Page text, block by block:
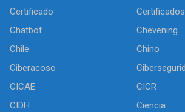
Certificado
Certificados
Chatbot
Chevening
Chile
Chino
Ciberacoso
CICAE
CICR
CIDH
Ciencia